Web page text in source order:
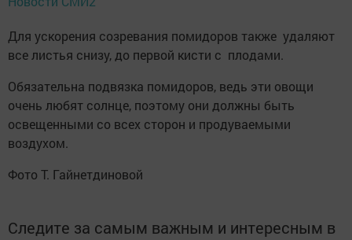
Для ускорения созревания помидоров также удаляют
все листья снизу, до первой кисти с плодами.
Обязательна подвязка помидоров, ведь эти овощи
очень любят солнце, поэтому они должны быть
освещенными со всех сторон и продуваемыми
воздухом.
Фото Т. Гайнетдиновой
Следите за самым важным и интересным в